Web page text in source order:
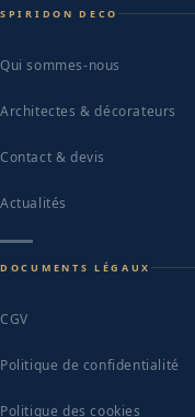
SPIRIDON DECO
Qui sommes-nous
Architectes & décorateurs
Contact & devis
Actualités
DOCUMENTS LÉGAUX
CGV
Politique de confidentialité
Politique des cookies